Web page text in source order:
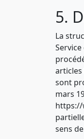
5.
La
articles
sont
mars
https://
sens